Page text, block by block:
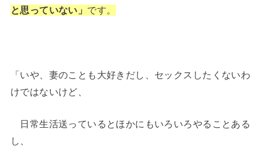
と思っていない」 です。
「いや、妻のことも大好きだし、セックスしたくないわ
けではないけど、
日常生活送っているとほかにもいろいろやることある
し、